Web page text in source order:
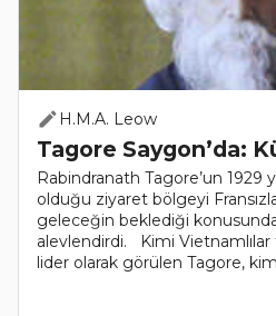
H.M.A. Leow
Tagore Saygon’da:
Rabindranath Tagore’un 1929
olduğu ziyaret bölgeyi
geleceğin beklediği
alevlendirdi. Kimi Vietnamlılar
lider olarak görülen Tagore,